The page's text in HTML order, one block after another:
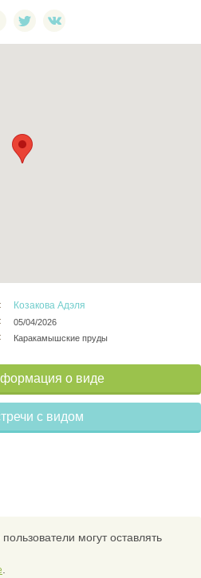
Козакова Адэля
05/04/2026
Каракамышские пруды
о виде
с видом
могут оставлять